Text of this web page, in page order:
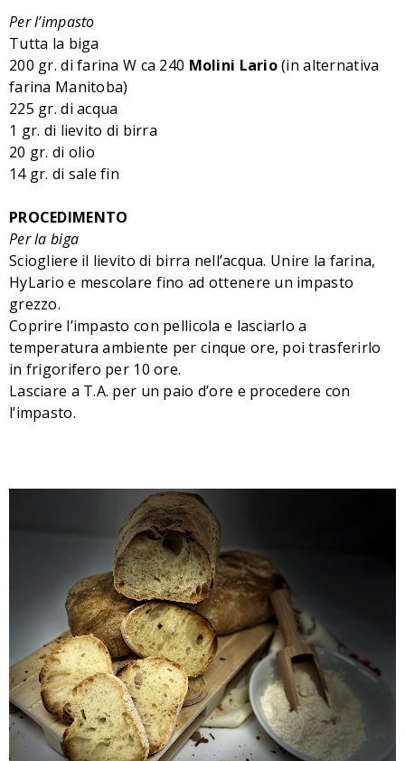
Per l’impasto
Tutta la biga
200 gr. di farinaW ca 240 Molini Lario(in alternativa
farina Manitoba)
225 gr. di acqua
1 gr. di lievito di birra
20 gr. di olio
14 gr. di sale fin
PROCEDIMENTO
Per la biga
Sciogliere il lievito di birra nell’acqua. Unire la farina,
HyLario e mescolare fino ad ottenere un impasto
grezzo.
Coprire l’impasto con pellicola e lasciarlo a
temperatura ambiente per cinque ore, poi trasferirlo
in frigorifero per 10 ore.
Lasciare a T.A. per un paio d’ore e procedere con
l’impasto.